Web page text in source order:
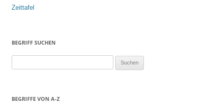
Zeittafel
BEGRIFF SUCHEN
h
BEGRIFFE VON A-Z